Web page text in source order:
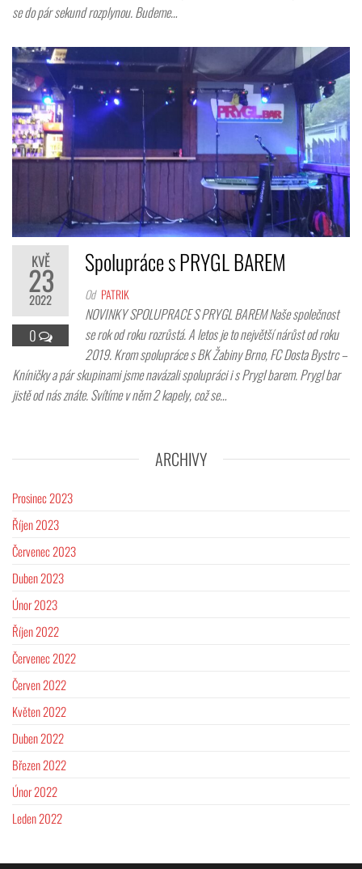
se do pár sekund rozplynou. Budeme…
KVĚ
23
2022
0
Spolupráce s PRYGL BAREM
Od PATRIK
NOVINKY SPOLUPRACE S PRYGL BAREM Naše společnost
se rok od roku rozrůstá. A letos je to největší nárůst od roku
2019. Krom spolupráce s BK Žabiny Brno, FC Dosta Bystrc –
Kníničky a pár skupinami jsme navázali spolupráci i s Prygl barem. Prygl bar
jistě od nás znáte. Svítíme v něm 2 kapely, což se…
ARCHIVY
Prosinec 2023
Říjen 2023
Červenec 2023
Duben 2023
Únor 2023
Říjen 2022
Červenec 2022
Červen 2022
Květen 2022
Duben 2022
Březen 2022
Únor 2022
Leden 2022